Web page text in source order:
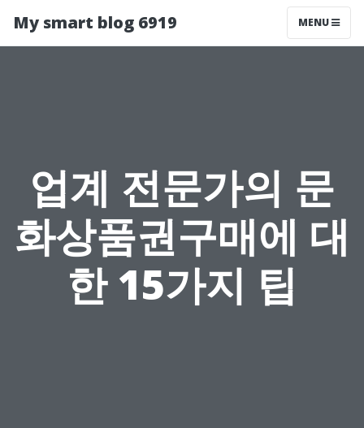
My smart blog 6919 MENU
업계 전문가의 문
화상품권구매에 대
한 15가지 팁